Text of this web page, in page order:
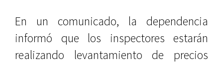
En un comunicado, la dependencia
informó que los inspectores estarán
realizando levantamiento de precios